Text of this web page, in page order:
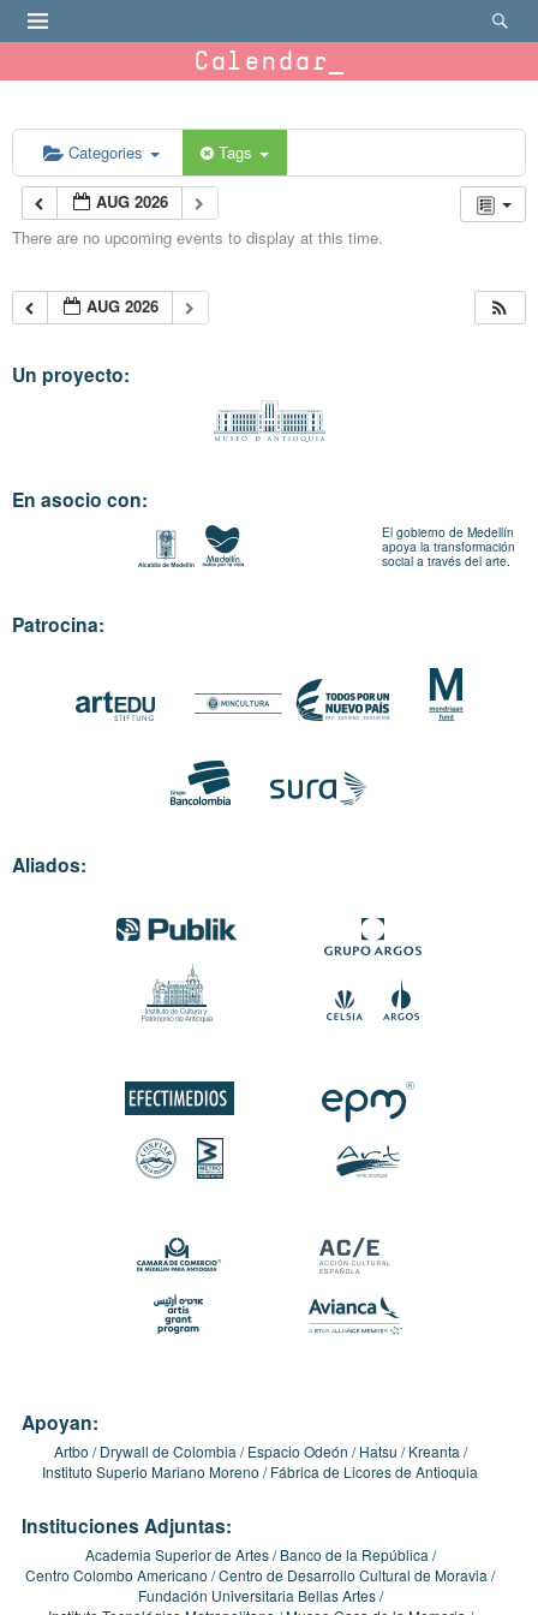
Calendar
Categories Tags
AUG 2026
There are no upcoming events to display at this time.
AUG 2026
Un proyecto:
En asocio con:
El gobierno de Medellín
apoya la transformación
social a través del arte.
Patrocina:
Aliados:
Apoyan:
Artbo Drywall de Colombia Espacio Odeón Hatsu
Kreanta
Instituto Superio Mariano Moreno
Fábrica de Licores de Antioquia
Instituciones Adjuntas:
Academia Superior de Artes
Banco de la República
Centro Colombo Americano Centro de Desarrollo Cultural de Moravia
Fundación Universitaria Bellas Artes